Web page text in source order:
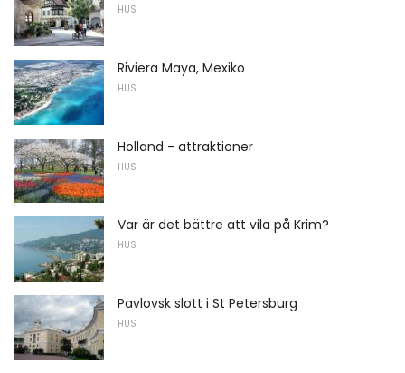
HUS
Riviera Maya, Mexiko
HUS
Holland - attraktioner
HUS
Var är det bättre att vila på Krim?
HUS
Pavlovsk slott i St Petersburg
HUS